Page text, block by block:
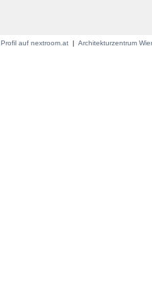
Profil auf nextroom.at Architekturzentrum